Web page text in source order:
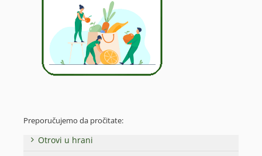
Preporučujemo da pročitate:
Otrovi u hrani